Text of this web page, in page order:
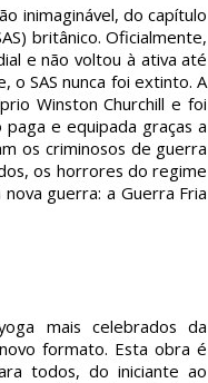
inimaginável, do capítulo
britânico. Oficialmente,
e não voltou à ativa até
o SAS nunca foi extinto. A
Winston Churchill e foi
e equipada graças a
os criminosos de guerra
os horrores do regime
guerra: a Guerra Fria
mais celebrados da
formato. Esta obra é
todos, do iniciante ao